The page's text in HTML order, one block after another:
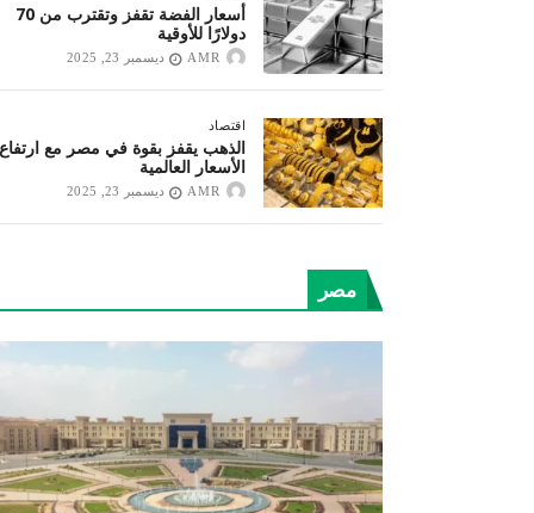
أسعار الفضة تقفز وتقترب من 70
دولارًا للأوقية
AMR ديسمبر 23, 2025
اقتصاد
الذهب يقفز بقوة في مصر مع ارتفاع
الأسعار العالمية
AMR ديسمبر 23, 2025
مصر